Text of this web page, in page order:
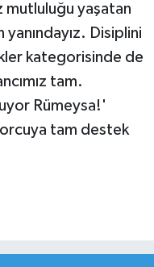
yaşatan
yanındayız. Disiplini
kategorisinde de
tam.
Rümeysa!'
tam destek